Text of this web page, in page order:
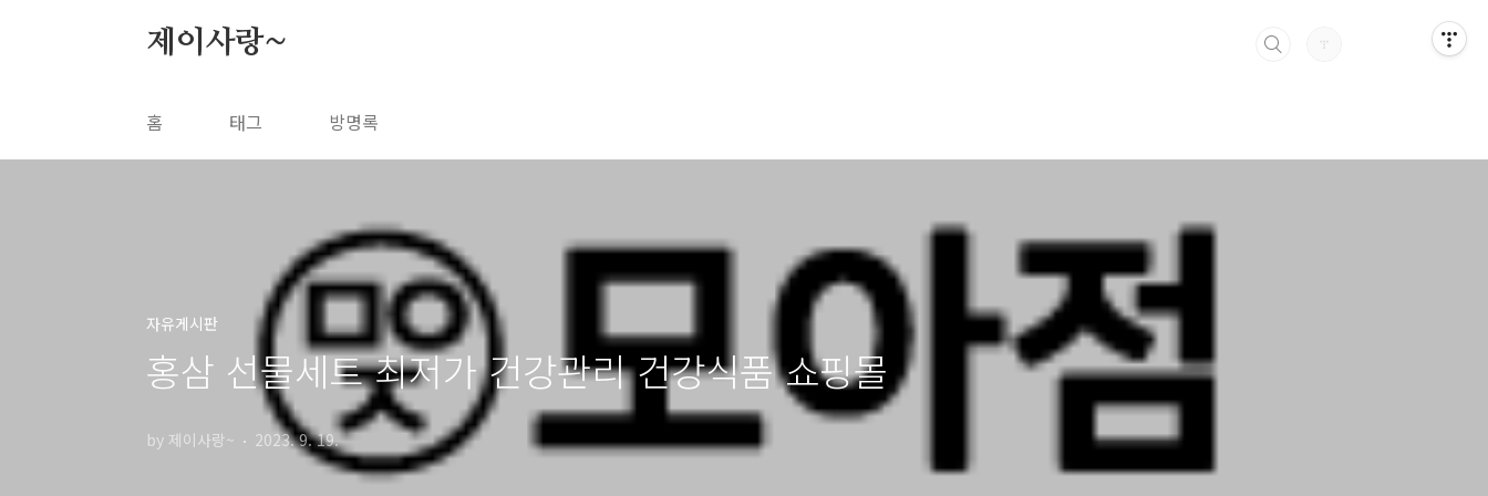
제이사랑~
홈 태그 방명록
자유게시판
홍삼 선물세트 최저가 건강관리 건강식품 쇼핑몰
by 제이사랑~ 2023. 9. 19.